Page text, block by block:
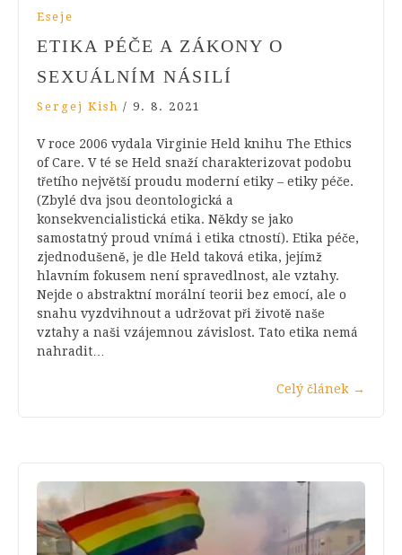
Eseje
ETIKA PÉČE A ZÁKONY O
SEXUÁLNÍM NÁSILÍ
Sergej Kish / 9. 8. 2021
V roce 2006 vydala Virginie Held knihu The Ethics
of Care. V té se Held snaží charakterizovat podobu
třetího největší proudu moderní etiky – etiky péče.
(Zbylé dva jsou deontologická a
konsekvencialistická etika. Někdy se jako
samostatný proud vnímá i etika ctností). Etika péče,
zjednodušeně, je dle Held taková etika, jejímž
hlavním fokusem není spravedlnost, ale vztahy.
Nejde o abstraktní morální teorii bez emocí, ale o
snahu vyzdvihnout a udržovat při životě naše
vztahy a naši vzájemnou závislost. Tato etika nemá
nahradit…
Celý článek →